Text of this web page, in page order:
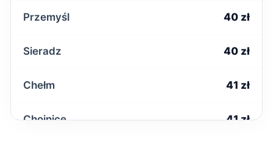
Przemyśl 40 zł
Sieradz 40 zł
Chełm 41 zł
Chojnice 41 zł